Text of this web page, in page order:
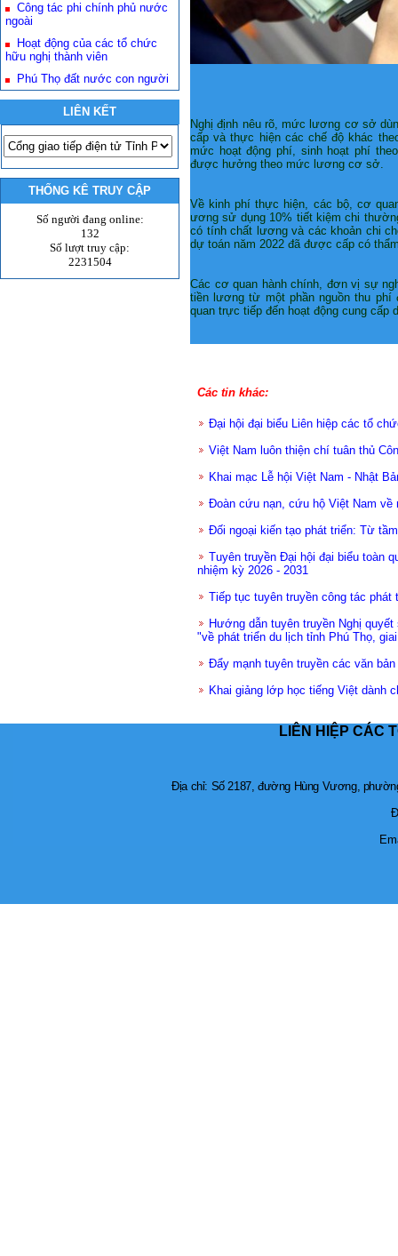
Công tác phi chính phủ nước
ngoài
Hoạt động của các tổ chức
hữu nghị thành viên
Phú Thọ đất nước con người
LIÊN KẾT
THỐNG KÊ TRUY CẬP
Số người đang online:
132
Số lượt truy cập:
2231504
Nghị định nêu rõ, mức lương cơ sở
cấp và thực hiện các chế độ khác
mức hoạt động phí, sinh hoạt phí
được hưởng theo mức lương cơ sở.
Về kinh phí thực hiện, các bộ, cơ
ương sử dụng 10% tiết kiệm chi
có tính chất lương và các khoản chi
dự toán năm 2022 đã được cấp có
Các cơ quan hành chính, đơn vị sự
tiền lương từ một phần nguồn thu
quan trực tiếp đến hoạt động cung
Các tin khác:
Đại hội đại biểu Liên hiệp các tổ
Việt Nam luôn thiện chí tuân thủ
Khai mạc Lễ hội Việt Nam - Nhật
Đoàn cứu nạn, cứu hộ Việt Nam về
Đối ngoại kiến tạo phát triển: Từ
Tuyên truyền Đại hội đại biểu toàn
nhiệm kỳ 2026 - 2031
Tiếp tục tuyên truyền công tác phát
Hướng dẫn tuyên truyền Nghị
"về phát triển du lịch tỉnh Phú Thọ,
Đẩy mạnh tuyên truyền các văn
Khai giảng lớp học tiếng Việt dành
LIÊN HIỆP CÁC
Địa chỉ: Số 2187, đường Hùng Vương,